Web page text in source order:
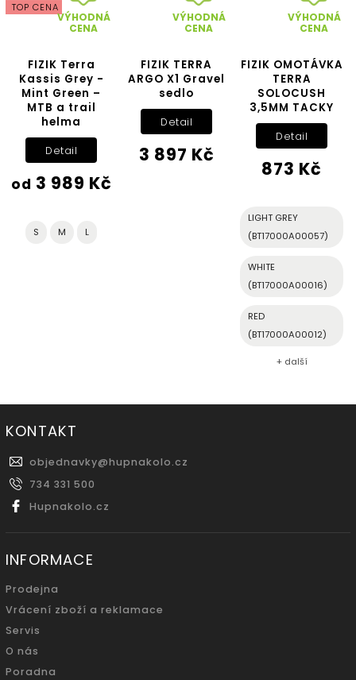
TOP CENA
VÝHODNÁ
CENA
FIZIK Terra
Kassis Grey -
Mint Green –
MTB a trail
helma
od 3 989 Kč
Detail
S M L
VÝHODNÁ
CENA
FIZIK TERRA
ARGO X1 Gravel
sedlo
3 897 Kč
Detail
VÝHODNÁ
CENA
FIZIK OMOTÁVKA
TERRA
SOLOCUSH
3,5MM TACKY
873 Kč
Detail
LIGHT GREY
(BT17000A00057)
WHITE
(BT17000A00016)
RED
(BT17000A00012)
+ další
KONTAKT
objednavky@hupnakolo.cz
734 331 500
Hupnakolo.cz
INFORMACE
Prodejna
Vrácení zboží a reklamace
Servis
O nás
Poradna